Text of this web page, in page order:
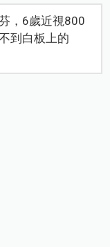
，6歲近視800
到白板上的